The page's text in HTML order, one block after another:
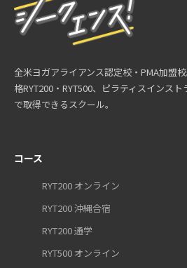
全米ヨガアライアンス認定校・PMA加盟
格RYT200・RYT500、ピラティスインス
で取得できるスクール。
コース
RYT200 オンライン
RYT200 沖縄合宿
RYT200 通学
RYT500 オンライン